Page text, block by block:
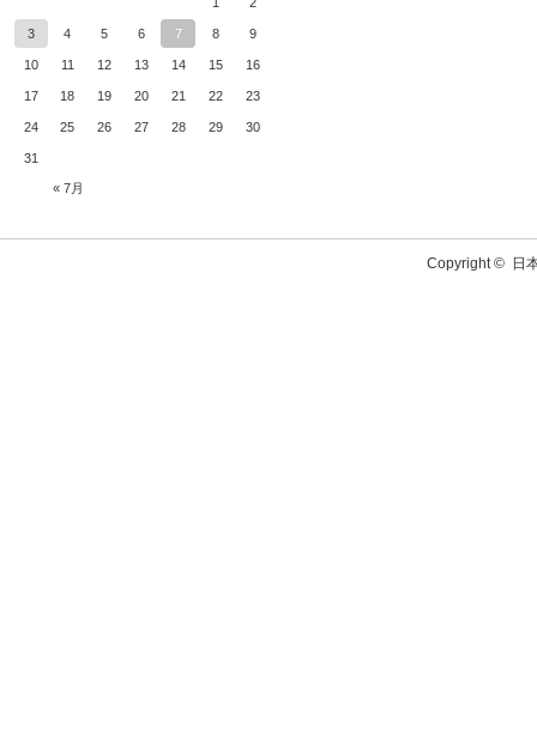
« 7月
3 4 5 6 7 8 9
10 11 12 13 14 15 16
17 18 19 20 21 22 23
24 25 26 27 28 29 30
31
Copyright © 日